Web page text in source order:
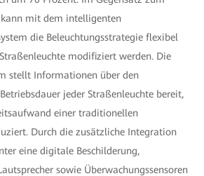
mit dem intelligenten
die Beleuchtungsstrategie flexibel
modifiziert werden. Die
stellt Informationen über den
jeder Straßenleuchte bereit,
einer traditionellen
Durch die zusätzliche Integration
eine digitale Beschilderung,
sowie Überwachungssensoren